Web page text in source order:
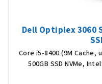
Dell Optiplex 3060
Core i5-8400 (9M Cache,
500GB SSD NVMe,